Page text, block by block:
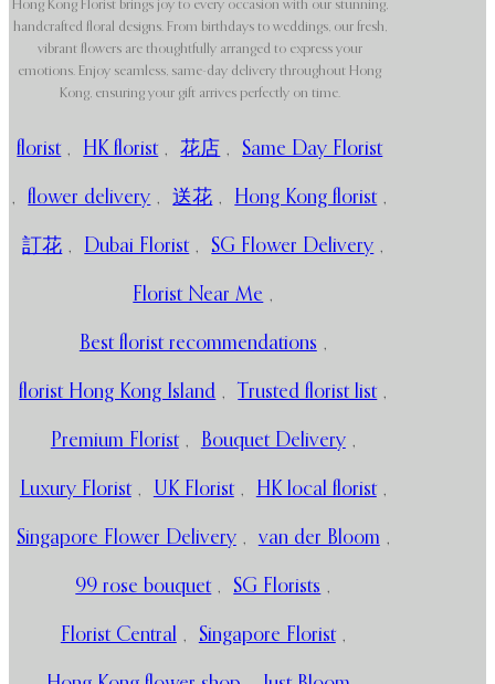
Hong Kong Florist brings joy to every occasion with our stunning,
handcrafted floral designs. From birthdays to weddings, our fresh,
vibrant flowers are thoughtfully arranged to express your
emotions. Enjoy seamless, same-day delivery throughout Hong
Kong, ensuring your gift arrives perfectly on time.
florist , HK florist , 花店 , Same Day Florist
, flower delivery , 送花 , Hong Kong florist ,
訂花 , Dubai Florist , SG Flower Delivery ,
Florist Near Me ,
Best florist recommendations ,
florist Hong Kong Island , Trusted florist list ,
Premium Florist , Bouquet Delivery ,
Luxury Florist , UK Florist , HK local florist ,
Singapore Flower Delivery , van der Bloom ,
99 rose bouquet , SG Florists ,
Florist Central , Singapore Florist ,